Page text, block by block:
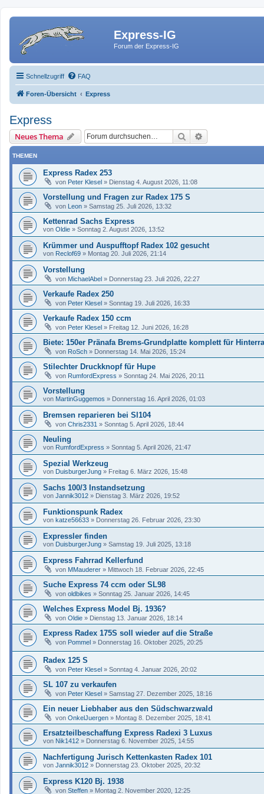
Express-IG
Forum der Express-IG
Schnellzugriff FAQ
Foren-Übersicht Express
Express
Neues Thema Suche
THEMEN
Express Radex 253
von Peter Klesel » Dienstag 4. August 2026, 11:08
Vorstellung und Fragen zur Radex 175 S
von Leon » Samstag 25. Juli 2026, 13:32
Kettenrad Sachs Express
von Oldie » Sonntag 2. August 2026, 13:52
Krümmer und Auspufftopf Radex 102 gesucht
von Reclof69 » Montag 20. Juli 2026, 21:14
Vorstellung
von MichaelAbel » Donnerstag 23. Juli 2026, 22:27
Verkaufe Radex 250
von Peter Klesel » Sonntag 19. Juli 2026, 16:33
Verkaufe Radex 150 ccm
von Peter Klesel » Freitag 12. Juni 2026, 16:28
Biete: 150er Pränafa Brems-Grundplatte komplett für
von RoSch » Donnerstag 14. Mai 2026, 15:24
Stilechter Druckknopf für Hupe
von RumfordExpress » Sonntag 24. Mai 2026, 20:11
Vorstellung
von MartinGuggemos » Donnerstag 16. April 2026, 01:03
Bremsen reparieren bei Sl104
von Chris2331 » Sonntag 5. April 2026, 18:44
Neuling
von RumfordExpress » Sonntag 5. April 2026, 21:47
Spezial Werkzeug
von DuisburgerJung » Freitag 6. März 2026, 15:48
Sachs 100/3 Instandsetzung
von Jannik3012 » Dienstag 3. März 2026, 19:52
Funktionspunk Radex
von katze56633 » Donnerstag 26. Februar 2026, 23:30
Expressler finden
von DuisburgerJung » Samstag 19. Juli 2025, 13:18
Express Fahrrad Kellerfund
von MMauderer » Mittwoch 18. Februar 2026, 22:45
Suche Express 74 ccm oder SL98
von oldbikes » Sonntag 25. Januar 2026, 14:45
Welches Express Model Bj. 1936?
von Oldie » Dienstag 13. Januar 2026, 18:14
Express Radex 175S soll wieder auf die Straße
von Pommel » Donnerstag 16. Oktober 2025, 20:25
Radex 125 S
von Peter Klesel » Sonntag 4. Januar 2026, 20:02
SL 107 zu verkaufen
von Peter Klesel » Samstag 27. Dezember 2025, 18:16
Ein neuer Liebhaber aus den Südschwarzwald
von OnkelJuergen » Montag 8. Dezember 2025, 18:41
Ersatzteilbeschaffung Express Radexi 3 Luxus
von Nik1412 » Donnerstag 6. November 2025, 14:55
Nachfertigung Jurisch Kettenkasten Radex 101
von Jannik3012 » Donnerstag 23. Oktober 2025, 20:32
Express K120 Bj. 1938
von Steffen » Montag 2. November 2020, 12:25